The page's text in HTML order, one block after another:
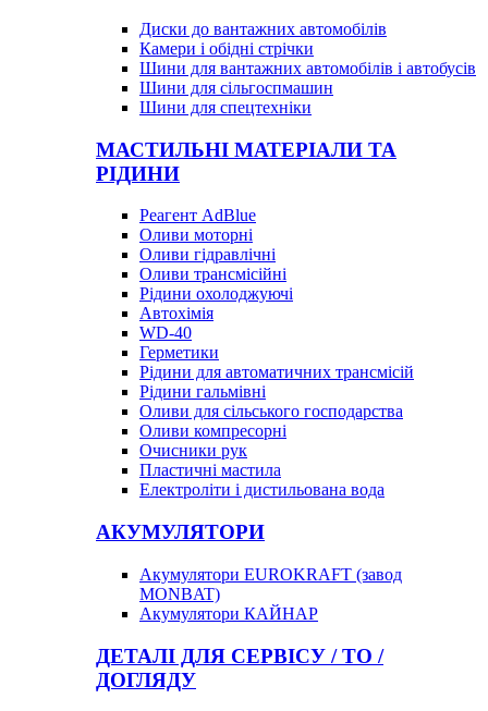
Диски до вантажних автомобілів
Камери і обідні стрічки
Шини для вантажних автомобілів і автобусів
Шини для сільгоспмашин
Шини для спецтехніки
МАСТИЛЬНІ МАТЕРІАЛИ ТА
РІДИНИ
Реагент AdBlue
Оливи моторні
Оливи гідравлічні
Оливи трансмісійні
Рідини охолоджуючі
Автохімія
WD-40
Герметики
Рідини для автоматичних трансмісій
Рідини гальмівні
Оливи для сільського господарства
Оливи компресорні
Очисники рук
Пластичні мастила
Електроліти і дистильована вода
АКУМУЛЯТОРИ
Акумулятори EUROKRAFT (завод
MONBAT)
Акумулятори КАЙНАР
ДЕТАЛІ ДЛЯ СЕРВІСУ / ТО /
ДОГЛЯДУ